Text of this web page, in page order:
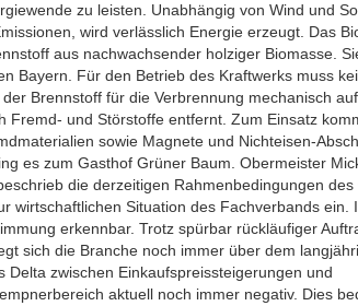
zu leisten. Unabhängig von Wind und
wird verlässlich Energie erzeugt. Das
aus nachwachsender holziger Biomasse.
Bayern. Für den Betrieb des Kraftwerks muss
Brennstoff für die Verbrennung mechanisch
Fremd- und Störstoffe entfernt. Zum Einsatz
sowie Magnete und Nichteisen-
es zum Gasthof Grüner Baum. Obermeister
die derzeitigen Rahmenbedingungen des
wirtschaftlichen Situation des Fachverbands ein.
erkennbar. Trotz spürbar rückläufiger
sich die Branche noch immer über dem
zwischen Einkaufspreissteigerungen und
aktuell noch immer negativ. Dies